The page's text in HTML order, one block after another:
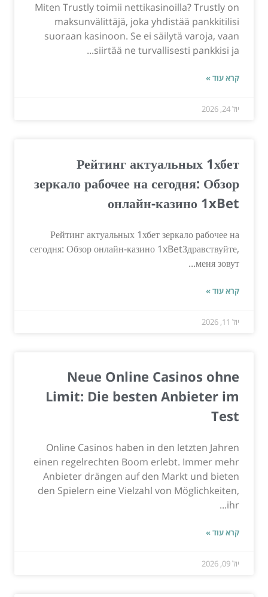
Miten Trustly toimii nettikasinoilla? Trustly on
maksunvälittäjä, joka yhdistää pankkitilisi
suoraan kasinoon. Se ei säilytä varoja, vaan
siirtää ne turvallisesti pankkisi ja...
קרא עוד »
יול 24, 2026
Рейтинг актуальных 1хбет
зеркало рабочее на сегодня: Обзор
онлайн-казино 1xBet
Рейтинг актуальных 1хбет зеркало рабочее на
сегодня: Обзор онлайн-казино 1xBetЗдравствуйте,
меня зовут...
קרא עוד »
יול 11, 2026
Neue Online Casinos ohne
Limit: Die besten Anbieter im
Test
Online Casinos haben in den letzten Jahren
einen regelrechten Boom erlebt. Immer mehr
Anbieter drängen auf den Markt und bieten
den Spielern eine Vielzahl von Möglichkeiten,
ihr...
קרא עוד »
יול 09, 2026